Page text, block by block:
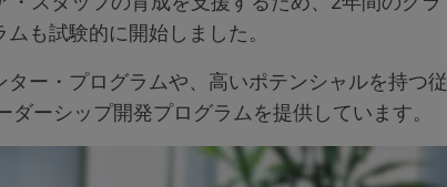
も試験的に開始しました。
ー・プログラムや、高いポテンシャルを持つ従
ーシップ開発プログラムを提供しています。